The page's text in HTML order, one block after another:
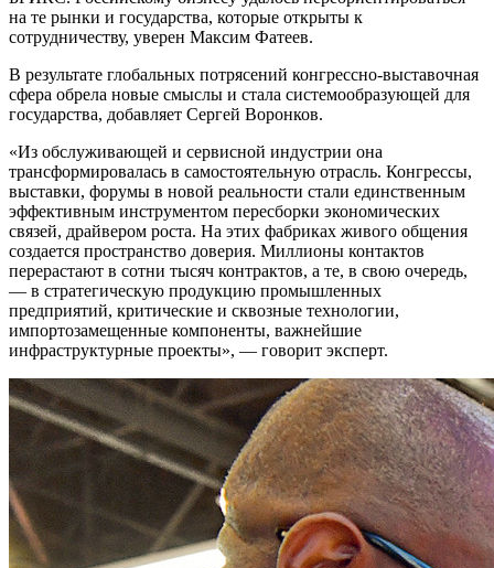
на те рынки и государства, которые открыты к
сотрудничеству, уверен Максим Фатеев.
В результате глобальных потрясений конгрессно-выставочная
сфера обрела новые смыслы и стала системообразующей для
государства, добавляет Сергей Воронков.
«Из обслуживающей и сервисной индустрии она
трансформировалась в самостоятельную отрасль. Конгрессы,
выставки, форумы в новой реальности стали единственным
эффективным инструментом пересборки экономических
связей, драйвером роста. На этих фабриках живого общения
создается пространство доверия. Миллионы контактов
перерастают в сотни тысяч контрактов, а те, в свою очередь,
— в стратегическую продукцию промышленных
предприятий, критические и сквозные технологии,
импортозамещенные компоненты, важнейшие
инфраструктурные проекты», — говорит эксперт.